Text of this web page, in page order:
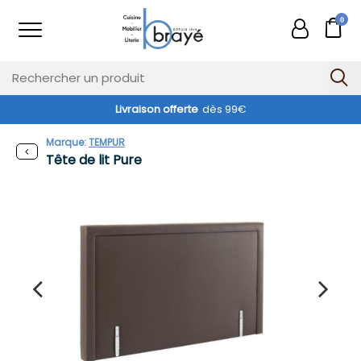
0
Livraison offerte dès 99€
Tête de lit Pure
Marque:TEMPUR